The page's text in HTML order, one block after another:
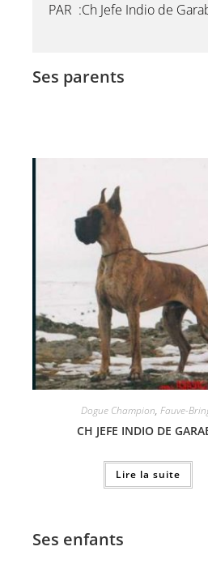
PAR :Ch Jefe Indio de
Ses parents
Dogue Champion, Fauve-
CH JEFE INDIO DE
Lire la suite
Ses enfants